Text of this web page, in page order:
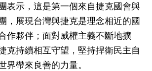
表示，這是第一個來自捷克國會與
，展現台灣與捷克是理念相近的國
作夥伴；面對威權主義不斷地擴
克持續相互守望，堅持捍衛民主自
界帶來良善的力量。